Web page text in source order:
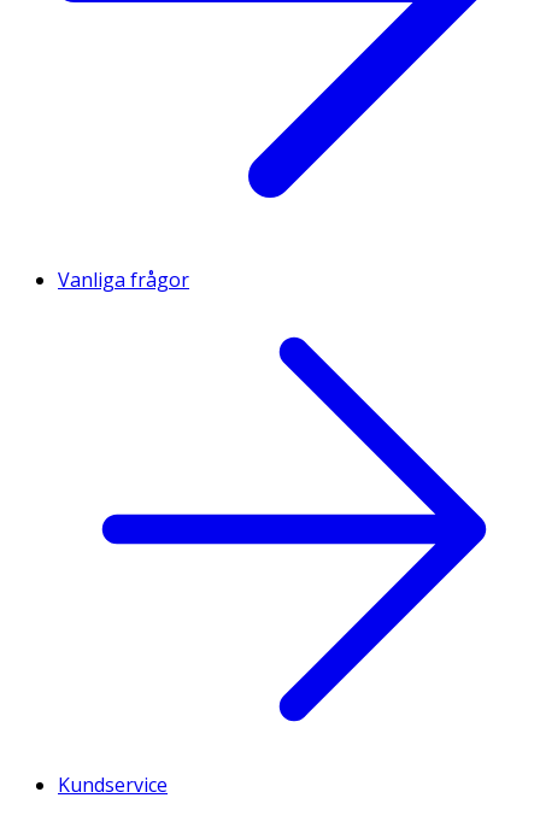
Vanliga frågor
Kundservice